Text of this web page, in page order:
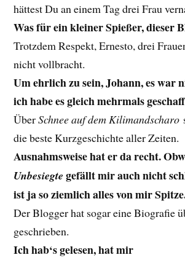
hättest Du an einem Tag drei Frau
Was für ein kleiner Spießer, dieser
Trotzdem Respekt, Ernesto, drei
nicht vollbracht.
Um ehrlich zu sein, Johann, es war
ich habe es gleich mehrmals
ÜberSchnee auf dem Kilimandscharo
die beste Kurzgeschichte aller Zeiten.
Ausnahmsweise hat er da recht.
Unbesiegte gefällt mir auch nicht
ist ja so ziemlich alles von mir
Der Blogger hat sogar eine Biografie
geschrieben.
Ich hab‘s gelesen, hat mir